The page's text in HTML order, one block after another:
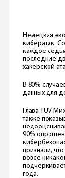
Немецкая
кибератак.
каждое
последние
хакерской
В 80%
данных для
Глава TÜV
также
90%
признали,
вовсе
года.